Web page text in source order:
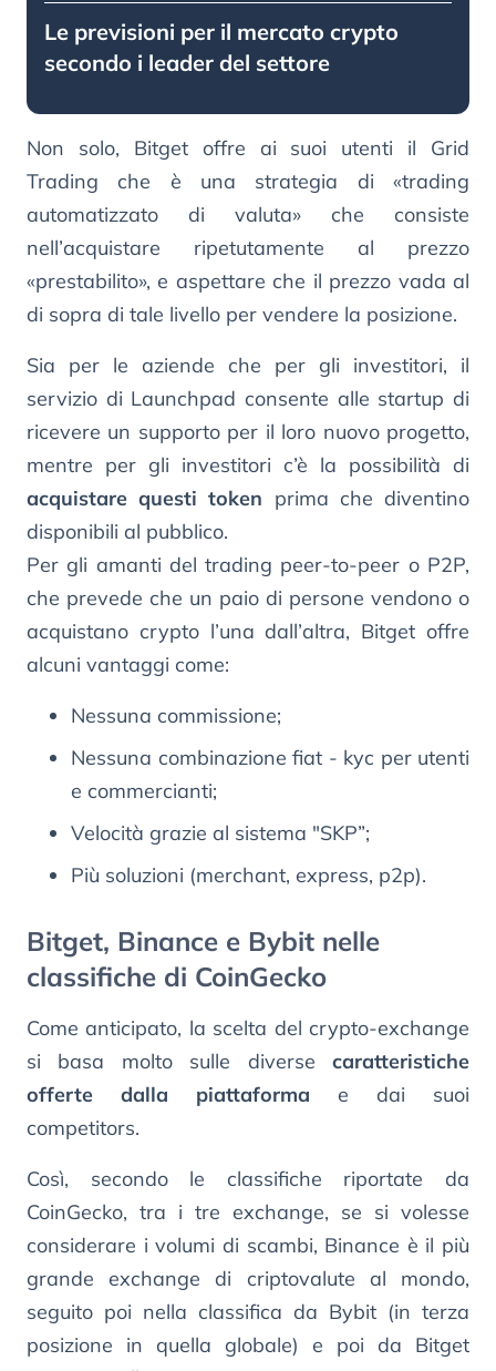
Le previsioni per il mercato crypto
secondo i leader del settore
Non solo, Bitget offre ai suoi utenti il Grid
Trading che è una strategia di «trading
automatizzato di valuta» che consiste
nell’acquistare ripetutamente al prezzo
«prestabilito», e aspettare che il prezzo vada al
di sopra di tale livello per vendere la posizione.
Sia per le aziende che per gli investitori, il
servizio di Launchpad consente alle startup di
ricevere un supporto per il loro nuovo progetto,
mentre per gli investitori c’è la possibilità di
acquistare questi token prima che diventino
disponibili al pubblico.
Per gli amanti del trading peer-to-peer o P2P,
che prevede che un paio di persone vendono o
acquistano crypto l’una dall’altra, Bitget offre
alcuni vantaggi come:
Nessuna commissione;
Nessuna combinazione fiat - kyc per utenti
e commercianti;
Velocità grazie al sistema "SKP”;
Più soluzioni (merchant, express, p2p).
Bitget, Binance e Bybit nelle
classifiche di CoinGecko
Come anticipato, la scelta del crypto-exchange
si basa molto sulle diverse caratteristiche
offerte dalla piattaforma e dai suoi
competitors.
Così, secondo le classifiche riportate da
CoinGecko, tra i tre exchange, se si volesse
considerare i volumi di scambi, Binance è il più
grande exchange di criptovalute al mondo,
seguito poi nella classifica da Bybit (in terza
posizione in quella globale) e poi da Bitget